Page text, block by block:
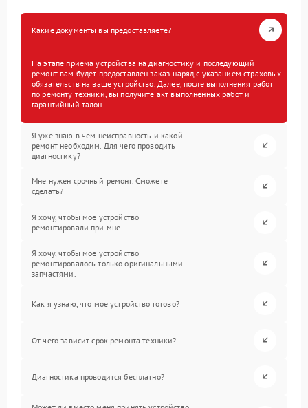
Какие документы вы предоставляете?
На этапе приема устройства на диагностику и последующий
ремонт вам будет предоставлен заказ-наряд с указанием страховых
обязательств на ваше устройство. Далее, после выполнения работ
по ремонту техники, вы получите акт выполненных работ и
гарантийный талон.
Я уже знаю в чем неисправность и какой
ремонт необходим. Для чего проводить
диагностику?
Мне нужен срочный ремонт. Сможете
сделать?
Я хочу, чтобы мое устройство
ремонтировали при мне.
Я хочу, чтобы мое устройство
ремонтировалось только оригинальными
запчастями.
Как я узнаю, что мое устройство готово?
От чего зависит срок ремонта техники?
Диагностика проводится бесплатно?